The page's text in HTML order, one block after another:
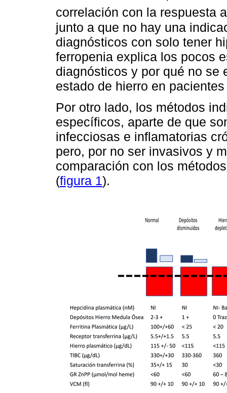
correlación con la respuesta
junto a que no hay una
diagnósticos con solo tener
ferropenia explica los pocos
diagnósticos y por qué no se
estado de hierro en
Por otro lado, los métodos
específicos, aparte de que
infecciosas e inflamatorias
pero, por no ser invasivos y
comparación con los
(figura 1).